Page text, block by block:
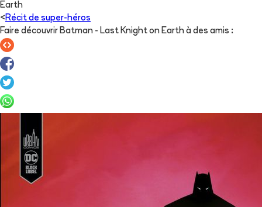
Earth
< Récit de super-héros
Faire découvrir Batman - Last Knight on Earth à des amis :